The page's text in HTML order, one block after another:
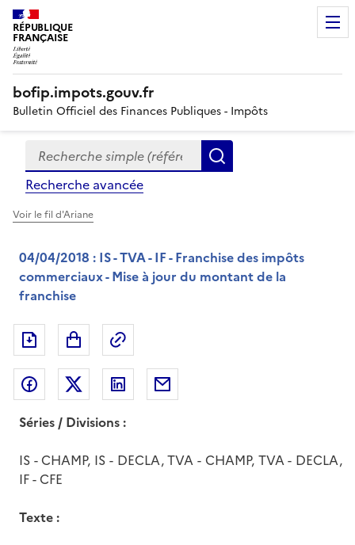
RÉPUBLIQUE
FRANÇAISE
bofip.impots.gouv.fr
Bulletin Officiel des Finances Publiques - Impôts
Formulaire
de
recherche
Recherche simple (références, mots clés, partie du
Recherche avancée
Voir le fil d'Ariane
04/04/2018 : IS - TVA - IF - Franchise des impôts
commerciaux - Mise à jour du montant de la
franchise
Exporter le document au format pdf
Partager sur Facebook
Partager sur Twitter
Partager sur LinkedIn
Séries / Divisions :
IS - CHAMP, IS - DECLA, TVA - CHAMP, TVA - DECLA,
IF - CFE
Texte :